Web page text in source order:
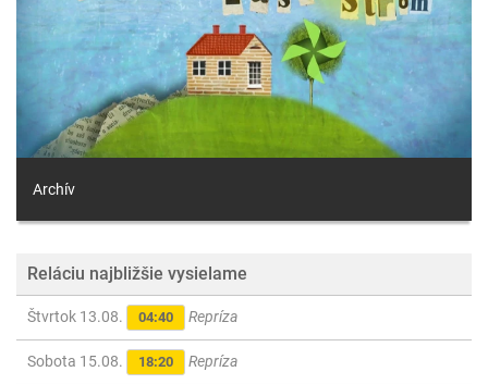
Archív
Reláciu najbližšie vysielame
Štvrtok 13.08. 04:40 Repríza
Sobota 15.08. 18:20 Repríza